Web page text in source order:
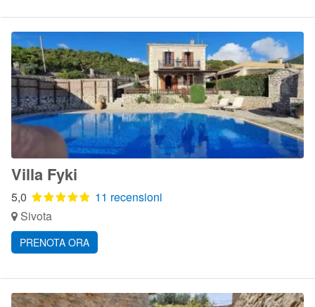
Villa Fyki
5,0
11 recensioni
Sivota
PRENOTA ORA